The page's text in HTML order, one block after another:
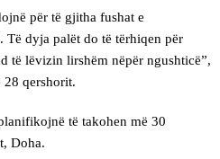
për të gjitha fushat e
dyja palët do të tërhiqen për
të lëvizin lirshëm nëpër ngushticë”,
28 qershorit.
të takohen më 30
Doha.